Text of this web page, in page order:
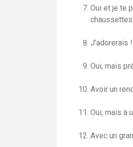
Oui et je te
J’adorerais !
Oui, mais
Avoir un
Oui, mais à
Avec un